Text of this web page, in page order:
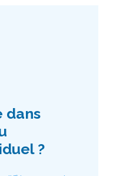
dans
?